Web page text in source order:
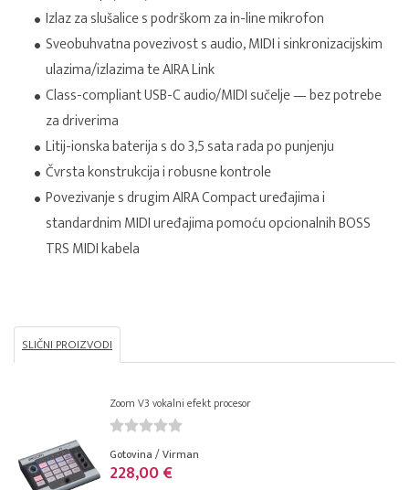
Izlaz za slušalice s podrškom za in-line mikrofon
Sveobuhvatna povezivost s audio, MIDI i sinkronizacijskim
ulazima/izlazima te AIRA Link
Class-compliant USB-C audio/MIDI sučelje — bez potrebe
za driverima
Litij-ionska baterija s do 3,5 sata rada po punjenju
Čvrsta konstrukcija i robusne kontrole
Povezivanje s drugim AIRA Compact uređajima i
standardnim MIDI uređajima pomoću opcionalnih BOSS
TRS MIDI kabela
SLIČNI PROIZVODI
Zoom V3 vokalni efekt procesor
Gotovina / Virman
228,00 €